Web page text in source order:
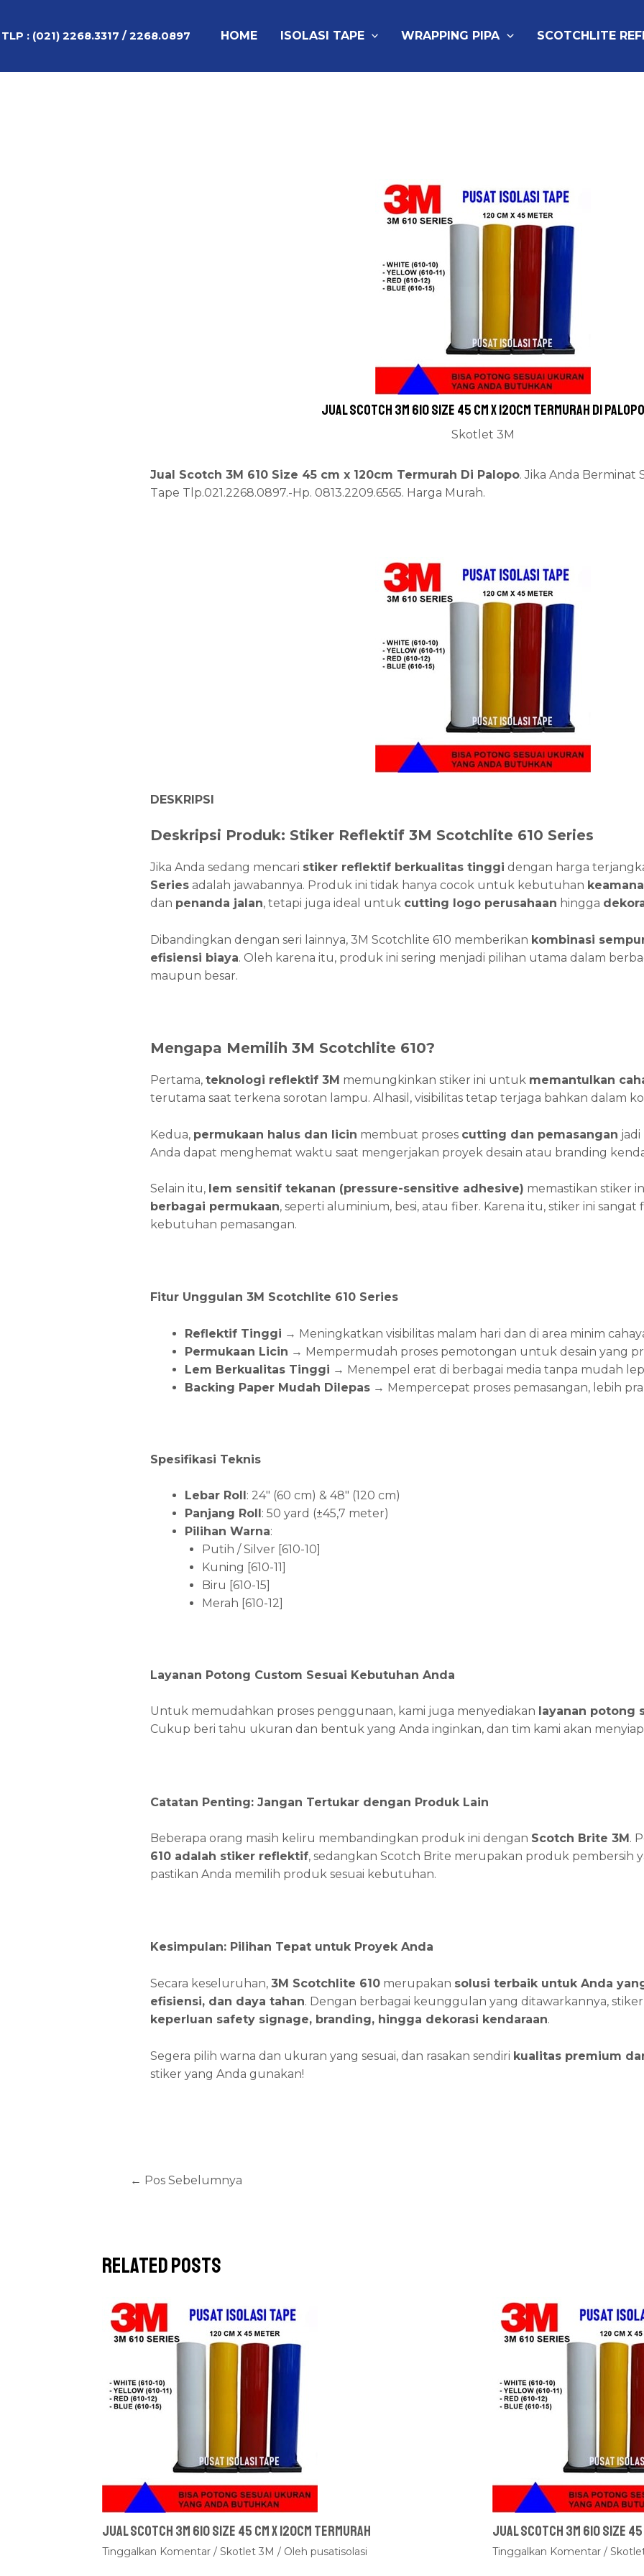
konten
TLP : (021) 2268.3317 / 2268.0897 HOME ISOLASI TAPE WRAPPING PIPA SCOTCHLITE
Jual Scotch 3M 610 Size 45 cm x 120cm Termurah Di Palopo
Skotlet 3M
Jual Scotch 3M 610 Size 45 cm x 120cm Termurah Di Palopo. Jika Anda Berminat
Tape Tlp.021.2268.0897.-Hp. 0813.2209.6565. Harga Murah.
DESKRIPSI
Deskripsi Produk: Stiker Reflektif 3M Scotchlite 610 Series
Jika Anda sedang mencari stiker reflektif berkualitas tinggi dengan harga
Seriesadalah jawabannya. Produk ini tidak hanya cocok untuk kebutuhan
dan penanda jalan, tetapi juga ideal untuk cutting logo perusahaan hingga
Dibandingkan dengan seri lainnya, 3M Scotchlite 610 memberikan kombinasi
efisiensi biaya. Oleh karena itu, produk ini sering menjadi pilihan utama dalam
maupun besar.
Mengapa Memilih 3M Scotchlite 610?
Pertama, teknologi reflektif 3M memungkinkan stiker ini untuk memantulkan
terutama saat terkena sorotan lampu. Alhasil, visibilitas tetap terjaga bahkan dalam
Kedua, permukaan halus dan licin membuat proses cutting dan pemasangan
Anda dapat menghemat waktu saat mengerjakan proyek desain atau branding
Selain itu, lem sensitif tekanan (pressure-sensitive adhesive) memastikan stiker
berbagai permukaan, seperti aluminium, besi, atau fiber. Karena itu, stiker ini
kebutuhan pemasangan.
Fitur Unggulan 3M Scotchlite 610 Series
Reflektif Tinggi → Meningkatkan visibilitas malam hari dan di area minim
Permukaan Licin → Mempermudah proses pemotongan untuk desain yang
Lem Berkualitas Tinggi → Menempel erat di berbagai media tanpa mudah
Backing Paper Mudah Dilepas→ Mempercepat proses pemasangan, lebih
Spesifikasi Teknis
Lebar Roll : 24″ (60 cm) & 48″ (120 cm)
Panjang Roll : 50 yard (±45,7 meter)
Pilihan Warna:
Putih / Silver [610-10]
Kuning [610-11]
Biru [610-15]
Merah [610-12]
Layanan Potong Custom Sesuai Kebutuhan Anda
Untuk memudahkan proses penggunaan, kami juga menyediakan layanan potong
Cukup beri tahu ukuran dan bentuk yang Anda inginkan, dan tim kami akan
Catatan Penting: Jangan Tertukar dengan Produk Lain
Beberapa orang masih keliru membandingkan produk ini dengan Scotch Brite 3M.
610 adalah stiker reflektif, sedangkan Scotch Brite merupakan produk pembersih
pastikan Anda memilih produk sesuai kebutuhan.
Kesimpulan: Pilihan Tepat untuk Proyek Anda
Secara keseluruhan, 3M Scotchlite 610merupakan solusi terbaik untuk Anda
efisiensi, dan daya tahan. Dengan berbagai keunggulan yang ditawarkannya,
keperluan safety signage, branding, hingga dekorasi kendaraan.
Segera pilih warna dan ukuran yang sesuai, dan rasakan sendiri kualitas premium
stiker yang Anda gunakan!
← Pos Sebelumnya
Related Posts
Jual Scotch 3M 610 Size 45 cm x 120cm Termurah
Tinggalkan Komentar / Skotlet 3M / Oleh pusatisolasi
Jual Scotch 3M 610 Size
Tinggalkan Komentar /